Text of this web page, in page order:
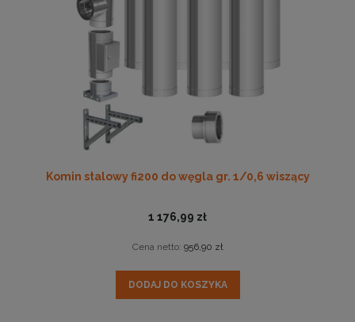
Komin stalowy fi200 do węgla gr. 1/0,6 wiszący
1 176,99 zł
Cena netto: 956,90 zł
DODAJ DO KOSZYKA